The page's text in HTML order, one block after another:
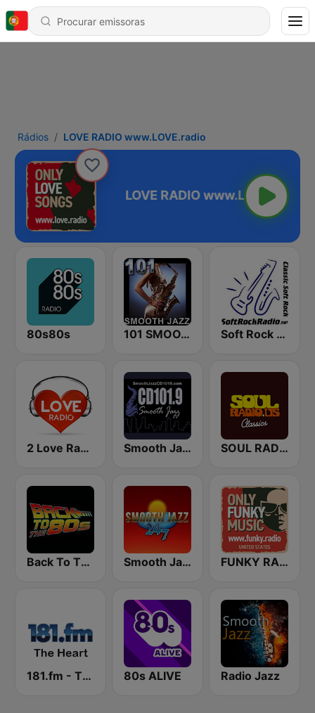
Rádios LOVE RADIO www.LOVE.radio
80s80s 101 SMOOTH JAZZ Soft Rock Radio
2 Love Radio Smooth Jazz CD 101.9 FM SOUL RADIO Classics
Back To The 80's Radio Smooth Jazz 247 FUNKY RADIO (USA)
181.fm - The Heart (Love Songs) 80s ALIVE Radio Jazz